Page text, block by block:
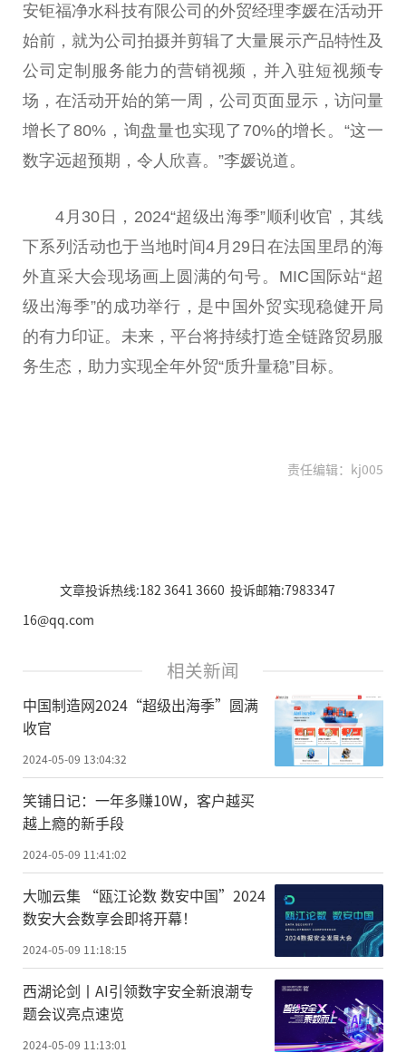
安钜福净水科技有限公司的外贸经理李媛在活动开
始前，就为公司拍摄并剪辑了大量展示产品特性及
公司定制服务能力的营销视频，并入驻短视频专
场，在活动开始的第一周，公司页面显示，访问量
增长了80%，询盘量也实现了70%的增长。“这一
数字远超预期，令人欣喜。”李媛说道。
4月30日，2024“超级出海季”顺利收官，其线
下系列活动也于当地时间4月29日在法国里昂的海
外直采大会现场画上圆满的句号。MIC国际站“超
级出海季”的成功举行，是中国外贸实现稳健开局
的有力印证。未来，平台将持续打造全链路贸易服
务生态，助力实现全年外贸“质升量稳”目标。
责任编辑：kj005
文章投诉热线:182 3641 3660 投诉邮箱:7983347
16@qq.com
相关新闻
中国制造网2024“超级出海季”圆满
收官
2024-05-09 13:04:32
笑铺日记：一年多赚10W，客户越买
越上瘾的新手段
2024-05-09 11:41:02
大咖云集 “瓯江论数 数安中国”2024
数安大会数享会即将开幕！
2024-05-09 11:18:15
西湖论剑丨AI引领数字安全新浪潮专
题会议亮点速览
2024-05-09 11:13:01